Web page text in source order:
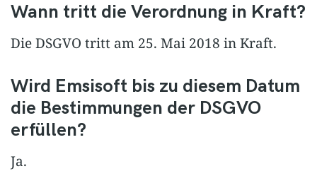
Wann tritt die Verordnung in Kraft?
Die DSGVO tritt am 25. Mai 2018 in Kraft.
Wird Emsisoft bis zu diesem Datum
die Bestimmungen der DSGVO
erfüllen?
Ja.